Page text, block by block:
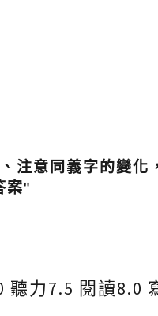
注意同義字的變化
案"
聽力7.5 閱讀8.0